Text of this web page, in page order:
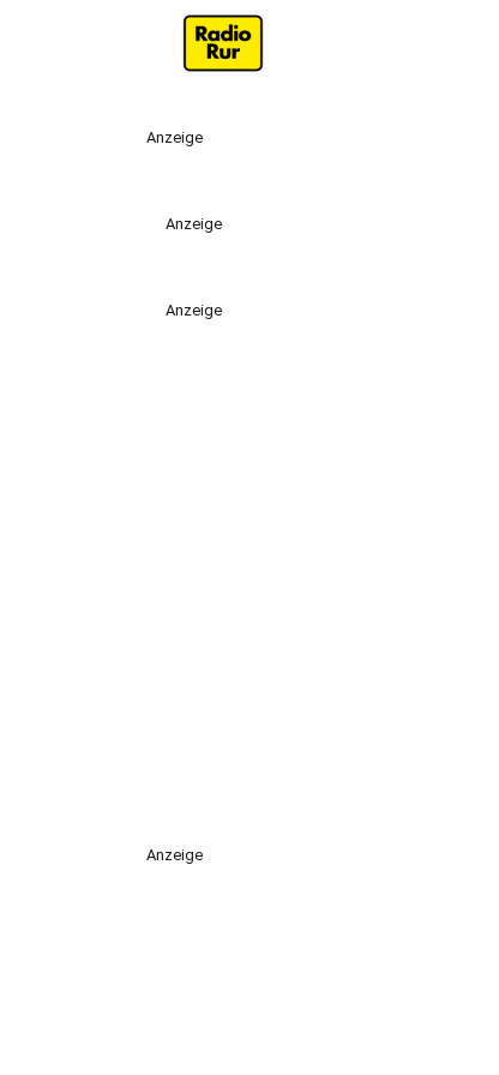
Anzeige
Anzeige
Anzeige
Anzeige